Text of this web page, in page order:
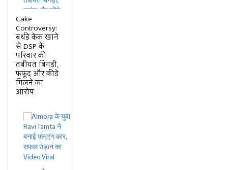
Cake
Controversy:
बर्थडे केक खाने
से DSP के
परिवार की
तबीयत बिगड़ी,
फफूंद और कीड़े
मिलने का
आरोप